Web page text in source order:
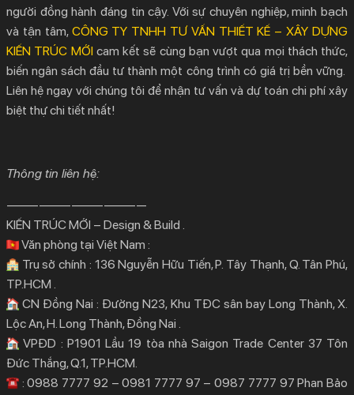
người đồng hành đáng tin cậy. Với sự chuyên nghiệp, minh bạch
và tận tâm, CÔNG TY TNHH TƯ VẤN THIẾT KẾ – XÂY DỰNG
KIẾN TRÚC MỚIcam kết sẽ cùng bạn vượt qua mọi thách thức,
biến ngân sách đầu tư thành một công trình có giá trị bền vững.
Liên hệ ngay với chúng tôi để nhận tư vấn và dự toán chi phí xây
biệt thựchi tiết nhất!
Thông tin liên hệ:
—————————————
KIẾN TRÚC MỚI – Design & Build .
Văn phòng tại Việt Nam :
Trụ sở chính : 136 Nguyễn Hữu Tiến, P. Tây Thạnh, Q. Tân Phú,
TP.HCM .
CN Đồng Nai : Đường N23, Khu TĐC sân bay Long Thành, X.
Lộc An, H. Long Thành, Đồng Nai .
VPĐD : P1901 Lầu 19 tòa nhà Saigon Trade Center 37 Tôn
Đức Thắng, Q.1, TP.HCM.
: 0988 7777 92 – 0981 7777 97 – 0987 7777 97 Phan Bảo